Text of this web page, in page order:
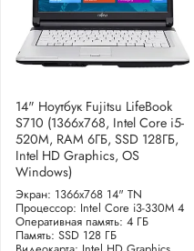
14" Ноутбук Fujitsu LifeBook
S710 (1366x768, Intel Core i5-
520M, RAM 6ГБ, SSD 128ГБ,
Intel HD Graphics, OS
Windows)
Экран: 1366x768 14" TN
Процессор: Intel Core i3-330M 4
Оперативная память: 4 ГБ
Память: SSD 128 ГБ